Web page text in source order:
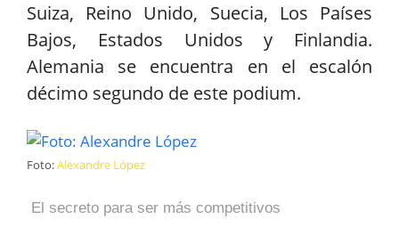
Suiza, Reino Unido, Suecia, Los Países
Bajos, Estados Unidos y Finlandia.
Alemania se encuentra en el escalón
décimo segundo de este podium.
Foto:Alexandre López
El secreto para ser más competitivos